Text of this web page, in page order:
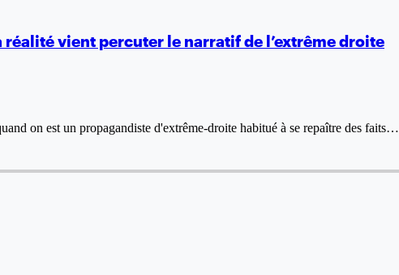
réalité vient percuter le narratif de l’extrême droite
on est un propagandiste d'extrême-droite habitué à se repaître des faits…